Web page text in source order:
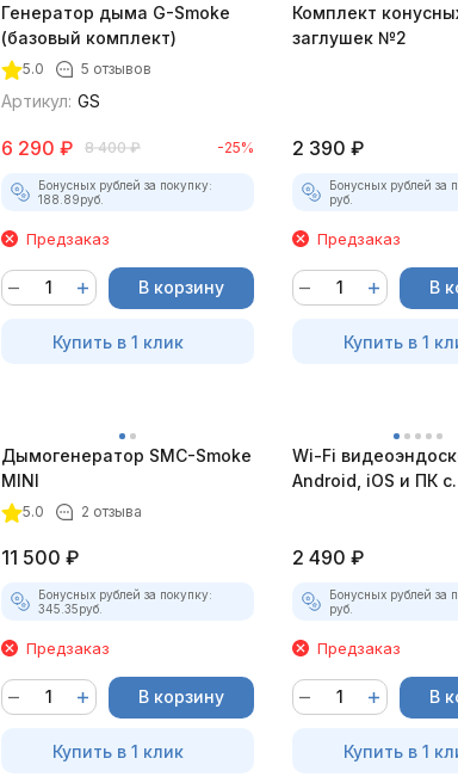
Генератор дыма G-Smoke
(базовый комплект)
5.0 5 отзывов
Артикул: GS
6 290 ₽ 8 400 ₽ -25%
Бонусных рублей за покупку:
188.89руб.
Предзаказ
В корзину
Купить в 1 клик
Комплект
заглушек №2
2 390 ₽
Бонусных рублей за
руб.
Предзаказ
В
Купить в 1
Дымогенератор SMC-Smoke
MINI
5.0 2 отзыва
11 500 ₽
Бонусных рублей за покупку:
345.35руб.
Предзаказ
В корзину
Купить в 1 клик
Wi-Fi
Android, iOS и ПК с
2 490 ₽
Бонусных рублей за
руб.
Предзаказ
В
Купить в 1